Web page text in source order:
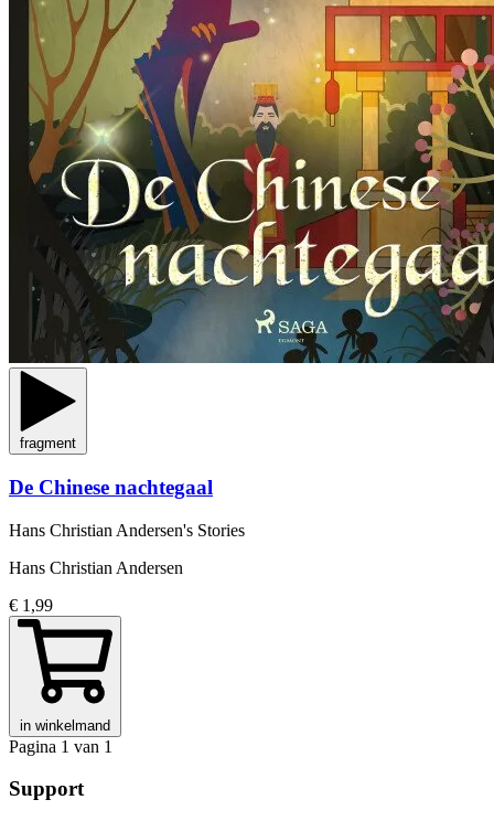
fragment
De Chinese nachtegaal
Hans Christian Andersen's Stories
Hans Christian Andersen
€ 1,99
in winkelmand
Pagina 1 van 1
Support